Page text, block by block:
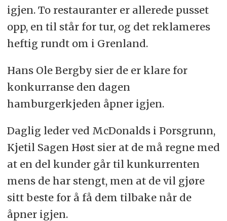
igjen. To restauranter er allerede pusset
opp, en til står for tur, og det reklameres
heftig rundt om i Grenland.
Hans Ole Bergby sier de er klare for
konkurranse den dagen
hamburgerkjeden åpner igjen.
Daglig leder ved McDonalds i Porsgrunn,
Kjetil Sagen Høst sier at de må regne med
at en del kunder går til kunkurrenten
mens de har stengt, men at de vil gjøre
sitt beste for å få dem tilbake når de
åpner igjen.